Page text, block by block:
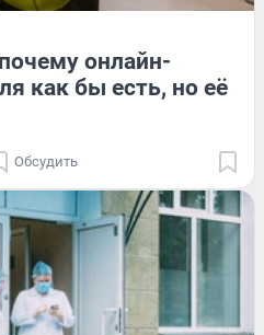
онлайн-
как бы есть, но её
Обсудить